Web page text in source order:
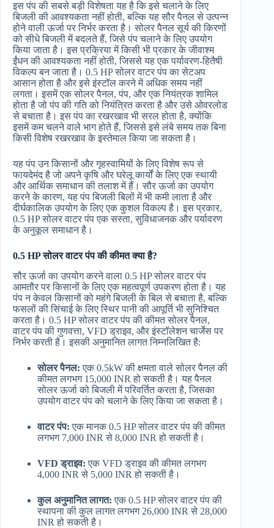
इस पंप की सबसे बड़ी विशेषता यह है कि इसे चलाने के लिए
बिजली की आवश्यकता नहीं होती, बल्कि यह सौर पैनल से उत्पन्न
होने वाली ऊर्जा पर निर्भर करता है। सोलर पैनल सूर्य की किरणों
को सीधे बिजली में बदलते हैं, जिसे पंप चलाने के लिए उपयोग
किया जाता है। इस प्रक्रिया में किसी भी प्रकार के जीवाश्म
ईंधन की आवश्यकता नहीं होती, जिससे यह एक पर्यावरण-हितैषी
विकल्प बन जाता है। 0.5 HP सोलर वाटर पंप का सेटअप
आसान होता है और इसे इंस्टॉल करने में अधिक समय नहीं
लगता। इसमें एक सोलर पैनल, पंप, और एक नियंत्रक शामिल
होता है जो पंप की गति को नियंत्रित करता है और उसे ओवरलोड
से बचाता है। इस पंप का रखरखाव भी सरल होता है, क्योंकि
इसमें कम चलने वाले भाग होते हैं, जिससे इसे लंबे समय तक बिना
किसी विशेष रखरखाव के इस्तेमाल किया जा सकता है।
यह पंप उन किसानों और गृहस्वामियों के लिए विशेष रूप से
फायदेमंद है जो अपने कृषि और घरेलू कार्यों के लिए एक स्थायी
और आर्थिक समाधान की तलाश में हैं। सौर ऊर्जा का उपयोग
करने के कारण, यह पंप बिजली बिलों में भी कमी लाता है और
दीर्घकालिक उपयोग के लिए एक कुशल विकल्प है। इस प्रकार,
0.5 HP सोलर वाटर पंप एक सस्ता, सुविधाजनक और पर्यावरण
के अनुकूल समाधान है।
0.5 HP सोलर वाटर पंप की कीमत क्या है?
सौर ऊर्जा का उपयोग करने वाला 0.5 HP सोलर वाटर पंप
आमतौर पर किसानों के लिए एक महत्वपूर्ण उपकरण होता है। यह
पंप न केवल किसानों को महंगे बिजली के बिल से बचाता है, बल्कि
फसलों की सिंचाई के लिए स्थिर पानी की आपूर्ति भी सुनिश्चित
करता है। 0.5 HP सोलर वाटर पंप की कीमत सोलर पैनल,
वाटर पंप की गुणवत्ता, VFD ड्राइव, और इंस्टॉलेशन चार्जेस पर
निर्भर करती है। इसकी अनुमानित लागत निम्नलिखित है:
सोलर पैनल: एक 0.5kW की क्षमता वाले सोलर पैनल की
कीमत लगभग 15,000 INR हो सकती है। यह पैनल
सोलर ऊर्जा को बिजली में परिवर्तित करता है, जिसका
उपयोग वाटर पंप को चलाने के लिए किया जा सकता है।
वाटर पंप: एक मानक 0.5 HP सोलर वाटर पंप की कीमत
लगभग 7,000 INR से 8,000 INR हो सकती है।
VFD ड्राइव:एक VFD ड्राइव की कीमत लगभग
4,000 INR से 5,000 INR हो सकती है।
कुल अनुमानित लागत: एक 0.5 HP सोलर वाटर पंप की
स्थापना की कुल लागत लगभग 26,000 INR से 28,000
INR हो सकती है।